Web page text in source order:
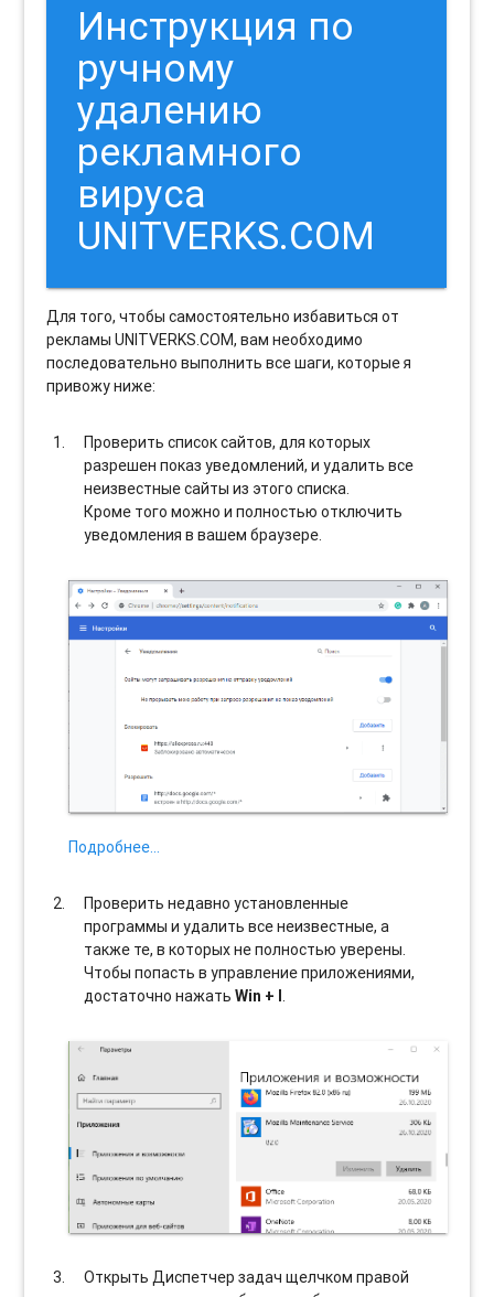
Инструкция по
ручному
удалению
рекламного
вируса
UNITVERKS.COM
Для того, чтобы самостоятельно избавиться от
рекламы UNITVERKS.COM, вам необходимо
последовательно выполнить все шаги, которые я
привожу ниже:
Проверить список сайтов, для которых
разрешен показ уведомлений, и удалить все
неизвестные сайты из этого списка.
Кроме того можно и полностью отключить
уведомления в вашем браузере.
Подробнее…
Проверить недавно установленные
программы и удалить все неизвестные, а
также те, в которых не полностью уверены.
Чтобы попасть в управление приложениями,
достаточно нажатьWin + I.
Открыть Диспетчер задач щелчком правой